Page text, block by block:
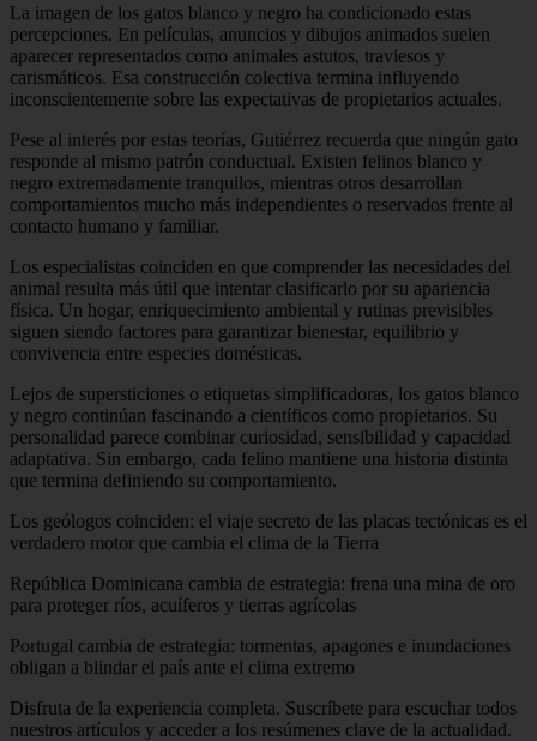
La imagen de los gatos blanco y negro ha condicionado estas
percepciones. En películas, anuncios y dibujos animados suelen
aparecer representados como animales astutos, traviesos y
carismáticos. Esa construcción colectiva termina influyendo
inconscientemente sobre las expectativas de propietarios actuales.
Pese al interés por estas teorías, Gutiérrez recuerda que ningún gato
responde al mismo patrón conductual. Existen felinos blanco y
negro extremadamente tranquilos, mientras otros desarrollan
comportamientos mucho más independientes o reservados frente al
contacto humano y familiar.
Los especialistas coinciden en que comprender las necesidades del
animal resulta más útil que intentar clasificarlo por su apariencia
física. Un hogar, enriquecimiento ambiental y rutinas previsibles
siguen siendo factores para garantizar bienestar, equilibrio y
convivencia entre especies domésticas.
Lejos de supersticiones o etiquetas simplificadoras, los gatos blanco
y negro continúan fascinando a científicos como propietarios. Su
personalidad parece combinar curiosidad, sensibilidad y capacidad
adaptativa. Sin embargo, cada felino mantiene una historia distinta
que termina definiendo su comportamiento.
Los geólogos coinciden: el viaje secreto de las placas tectónicas es el
verdadero motor que cambia el clima de la Tierra
República Dominicana cambia de estrategia: frena una mina de oro
para proteger ríos, acuíferos y tierras agrícolas
Portugal cambia de estrategia: tormentas, apagones e inundaciones
obligan a blindar el país ante el clima extremo
Disfruta de la experiencia completa. Suscríbete para escuchar todos
nuestros artículos y acceder a los resúmenes clave de la actualidad.